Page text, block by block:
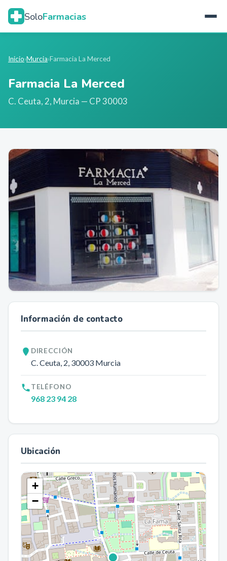
SoloFarmacias
Inicio›Murcia›Farmacia La Merced
Farmacia La Merced
C. Ceuta, 2, Murcia — CP 30003
Información de contacto
DIRECCIÓN
C. Ceuta, 2, 30003 Murcia
TELÉFONO
968 23 94 28
Ubicación
+
−